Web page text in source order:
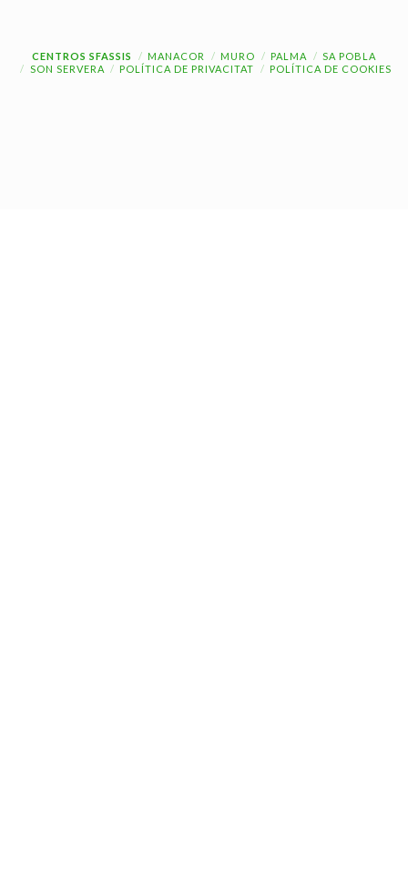
CENTROS SFASSIS MANACOR MURO PALMA
SA POBLA
SON SERVERA
POLÍTICA DE PRIVACITAT POLÍTICA DE COOKIES